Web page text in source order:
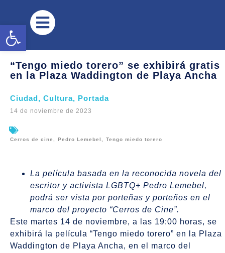
Abrir barra de herramientas
“Tengo miedo torero” se exhibirá gratis
en la Plaza Waddington de Playa Ancha
Ciudad, Cultura, Portada
14 de noviembre de 2023
Cerros de cine Pedro Lemebel Tengo miedo torero
La película basada en la reconocida novela del
escritor y activista LGBTQ+ Pedro Lemebel,
podrá ser vista por porteñas y porteños en el
marco del proyecto “Cerros de Cine”.
Este martes 14 de noviembre, a las 19:00 horas, se
exhibirá la película “Tengo miedo torero” en la Plaza
Waddington de Playa Ancha, en el marco del